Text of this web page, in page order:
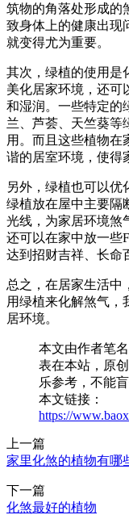
筑物的角落处形成的
致身体上的健康出现
就变得尤为重要。
其次，绿植的使用是
美化居家环境，还可
和湿润。一些特定的
兰、芦荟、天竺葵等
用。而且这些植物在
谐的居室环境，使得
另外，绿植也可以优
绿植放在屋中主要隔
光线，为家居环境煞
还可以在家中放一些
达到招财吉祥、长命
总之，在居家生活中
用绿植来化解煞气，
居环境。
本文由作者笔
表在本站，原
乐参考，不能盲
本文链接：
https://
上一篇
家里化煞的植物有哪
下一篇
化煞最好的植物